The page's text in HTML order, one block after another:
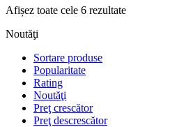
Afișez toate cele 6 rezultateSortat
Noutăţi
Sortare produse
Popularitate
Rating
Noutăţi
Preţ crescător
Preţ descrescător